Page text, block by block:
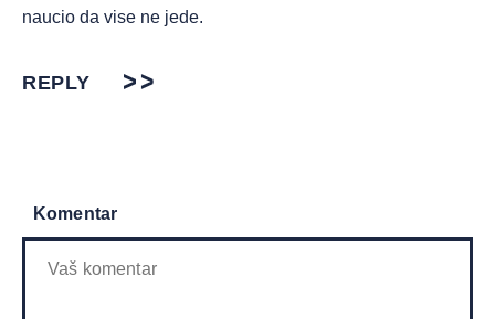
naucio da vise ne jede.
REPLY
Komentar